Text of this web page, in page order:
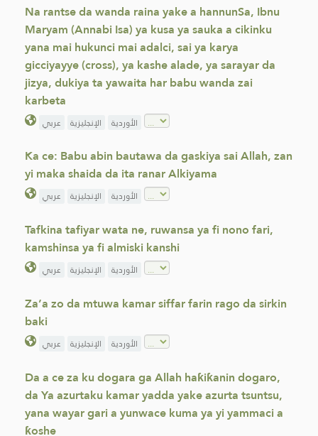
Na rantse da wanda raina yake a hannunSa, Ibnu
Maryam (Annabi Isa) ya kusa ya sauka a cikinku
yana mai hukunci mai adalci, sai ya karya
gicciyayye (cross), ya kashe alade, ya sarayar da
jizya, dukiya ta yawaita har babu wanda zai
karbeta
عربي الإنجليزية الأوردية
Ka ce: Babu abin bautawa da gaskiya sai Allah, zan
yi maka shaida da ita ranar Alkiyama
عربي الإنجليزية الأوردية
Tafkina tafiyar wata ne, ruwansa ya fi nono fari,
kamshinsa ya fi almiski kanshi
عربي الإنجليزية الأوردية
Za’a zo da mtuwa kamar siffar farin rago da sirkin
baki
عربي الإنجليزية الأوردية
Da a ce za ku dogara ga Allah haƙiƙanin dogaro,
da Ya azurtaku kamar yadda yake azurta tsuntsu,
yana wayar gari a yunwace kuma ya yi yammaci a
ƙoshe